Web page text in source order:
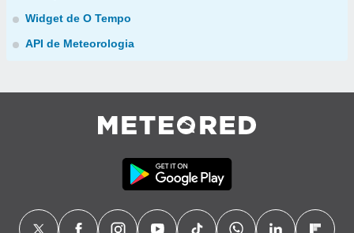
Widget de O Tempo
API de Meteorologia